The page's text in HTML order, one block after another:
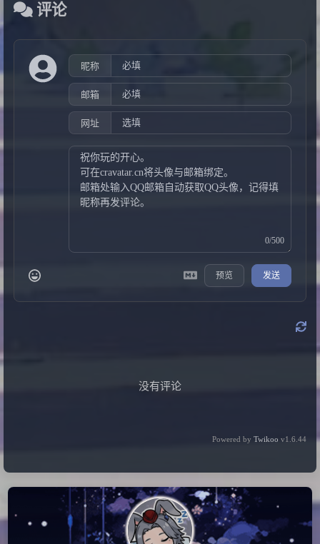
评论
昵称
邮箱
网址
0/500
预览 发送
没有评论
Powered by Twikoo v1.6.44